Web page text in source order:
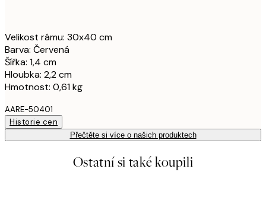
Velikost rámu: 30x40 cm
Barva: Červená
Šířka: 1,4 cm
Hloubka: 2,2 cm
Hmotnost: 0,61 kg
AARE-50401
Historie cen
Přečtěte si více o našich produktech
Ostatní si také koupili